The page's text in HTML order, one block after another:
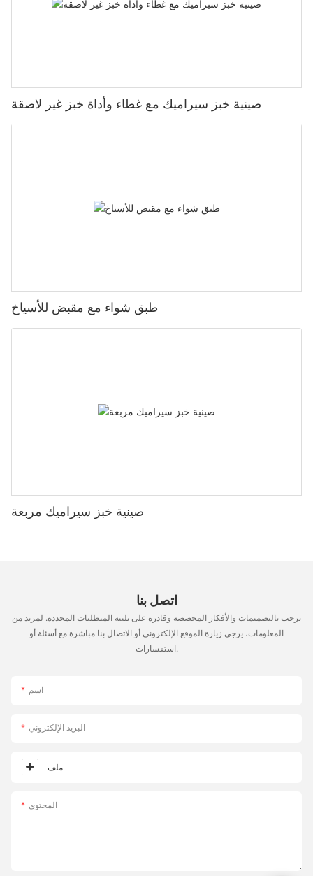
صينية خبز سيراميك مع غطاء وأداة خبز غير لاصقة
طبق شواء مع مقبض للأسياخ
صينية خبز سيراميك مربعة
اتصل بنا
نرحب بالتصميمات والأفكار المخصصة وقادرة على تلبية المتطلبات المحددة. لمزيد من
المعلومات، يرجى زيارة الموقع الإلكتروني أو الاتصال بنا مباشرة مع أسئلة أو
استفسارات.
اسم
البريد الإلكتروني
ملف
المحتوى